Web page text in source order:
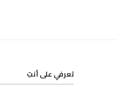
تعرفي على أنتِ